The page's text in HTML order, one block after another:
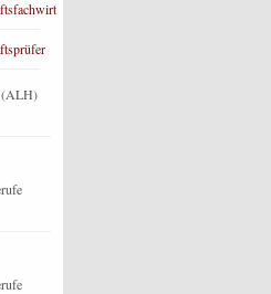
(ALH)